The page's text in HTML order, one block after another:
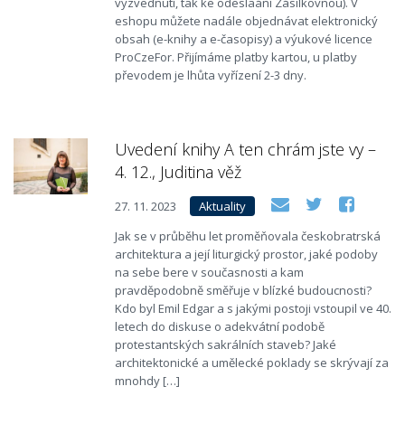
eshopu můžete nadále objednávat elektronický
obsah (e-knihy a e-časopisy) a výukové licence
ProCzeFor. Přijímáme platby kartou, u platby
převodem je lhůta vyřízení 2-3 dny.
Uvedení knihy A ten chrám jste vy –
4. 12., Juditina věž
27. 11. 2023
Aktuality
Jak se v průběhu let proměňovala českobratrská
architektura a její liturgický prostor, jaké podoby
na sebe bere v současnosti a kam
pravděpodobně směřuje v blízké budoucnosti?
Kdo byl Emil Edgar a s jakými postoji vstoupil ve 40.
letech do diskuse o adekvátní podobě
protestantských sakrálních staveb? Jaké
architektonické a umělecké poklady se skrývají za
mnohdy […]